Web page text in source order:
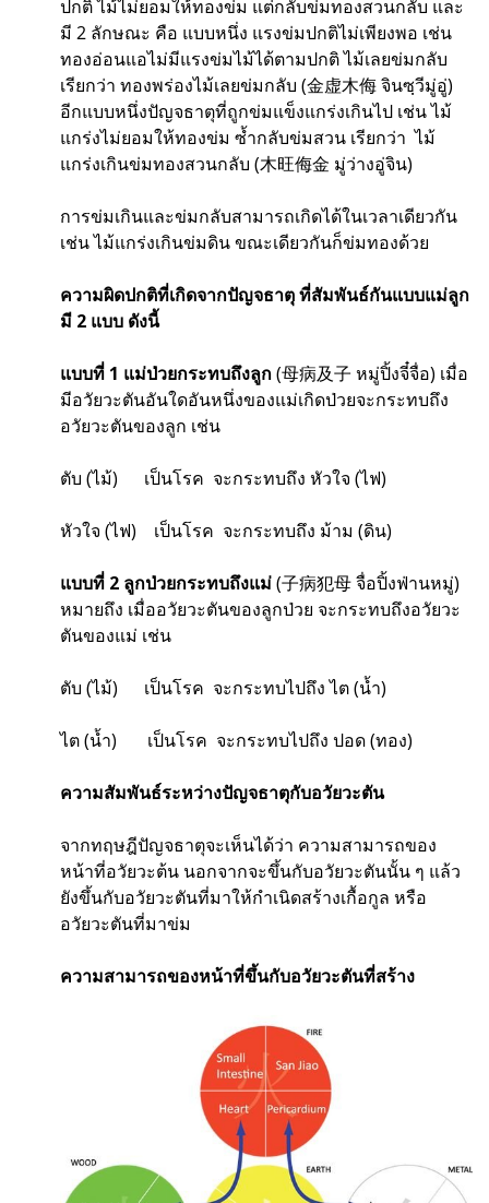
ปกติ ไม้ไม่ยอมให้ทองข่ม แต่กลับข่มทองสวนกลับ และ
มี 2 ลักษณะ คือ แบบหนึ่ง แรงข่มปกติไม่เพียงพอ เช่น
ทองอ่อนแอไม่มีแรงข่มไม้ได้ตามปกติ ไม้เลยข่มกลับ
เรียกว่า ทองพร่องไม้เลยข่มกลับ (金虚木侮 จินซฺวีมู่อู่)
อีกแบบหนึ่งปัญจธาตุที่ถูกข่มแข็งแกร่งเกินไป เช่น ไม้
แกร่งไม่ยอมให้ทองข่ม ซ้ำกลับข่มสวน เรียกว่า ไม้
แกร่งเกินข่มทองสวนกลับ (木旺侮金 มู่ว่างอู่จิน)
การข่มเกินและข่มกลับสามารถเกิดได้ในเวลาเดียวกัน
เช่น ไม้แกร่งเกินข่มดิน ขณะเดียวกันก็ข่มทองด้วย
ความผิดปกติที่เกิดจากปัญจธาตุ ที่สัมพันธ์กันแบบแม่ลูก
มี 2 แบบ ดังนี้
แบบที่ 1 แม่ป่วยกระทบถึงลูก(母病及子 หมู่ปิ้งจี๋จื่อ) เมื่อ
มีอวัยวะตันอันใดอันหนึ่งของแม่เกิดป่วยจะกระทบถึง
อวัยวะตันของลูก เช่น
ตับ (ไม้) เป็นโรค จะกระทบถึง หัวใจ (ไฟ)
หัวใจ (ไฟ) เป็นโรค จะกระทบถึง ม้าม (ดิน)
แบบที่ 2 ลูกป่วยกระทบถึงแม่(子病犯母 จื่อปิ้งฟ่านหมู่)
หมายถึง เมื่ออวัยวะตันของลูกป่วย จะกระทบถึงอวัยวะ
ตันของแม่ เช่น
ตับ (ไม้) เป็นโรค จะกระทบไปถึง ไต (น้ำ)
ไต (น้ำ) เป็นโรค จะกระทบไปถึง ปอด (ทอง)
ความสัมพันธ์ระหว่างปัญจธาตุกับอวัยวะตัน
จากทฤษฎีปัญจธาตุจะเห็นได้ว่า ความสามารถของ
หน้าที่อวัยวะต้น นอกจากจะขึ้นกับอวัยวะตันนั้น ๆ แล้ว
ยังขึ้นกับอวัยวะตันที่มาให้กำเนิดสร้างเกื้อกูล หรือ
อวัยวะตันที่มาข่ม
ความสามารถของหน้าที่ขึ้นกับอวัยวะตันที่สร้าง